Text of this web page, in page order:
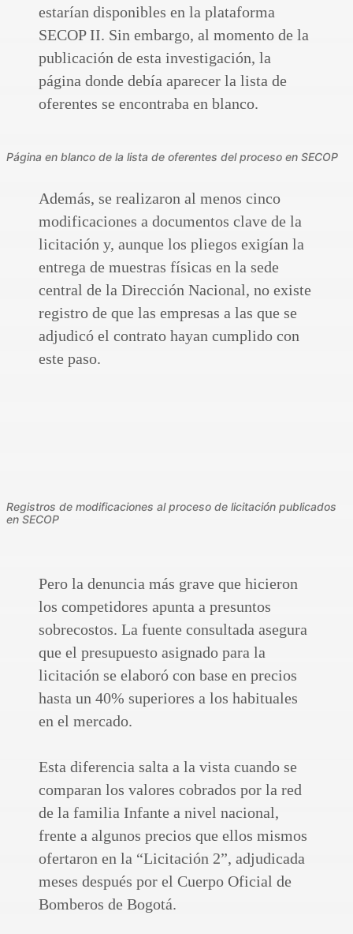
estarían disponibles en la plataforma
SECOP II. Sin embargo, al momento de la
publicación de esta investigación, la
página donde debía aparecer la lista de
oferentes se encontraba en blanco.
Página en blanco de la lista de oferentes del proceso en SECOP
Además, se realizaron al menos cinco
modificaciones a documentos clave de la
licitación y, aunque los pliegos exigían la
entrega de muestras físicas en la sede
central de la Dirección Nacional, no existe
registro de que las empresas a las que se
adjudicó el contrato hayan cumplido con
este paso.
Registros de modificaciones al proceso de licitación publicados
en SECOP
Pero la denuncia más grave que hicieron
los competidores apunta a presuntos
sobrecostos. La fuente consultada asegura
que el presupuesto asignado para la
licitación se elaboró con base en precios
hasta un 40% superiores a los habituales
en el mercado.
Esta diferencia salta a la vista cuando se
comparan los valores cobrados por la red
de la familia Infante a nivel nacional,
frente a algunos precios que ellos mismos
ofertaron en la “Licitación 2”, adjudicada
meses después por el Cuerpo Oficial de
Bomberos de Bogotá.